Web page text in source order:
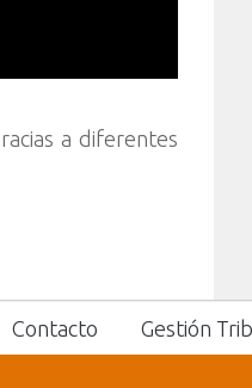
a diferentes
Contacto Gestión